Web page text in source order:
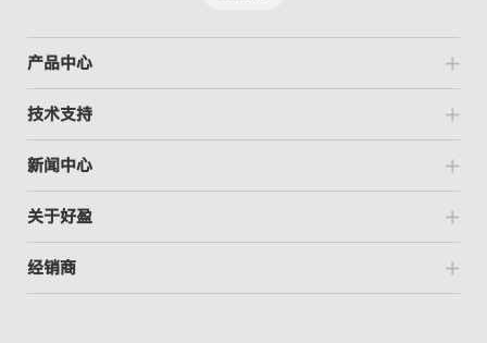
产品中心
技术支持
新闻中心
关于好盈
经销商